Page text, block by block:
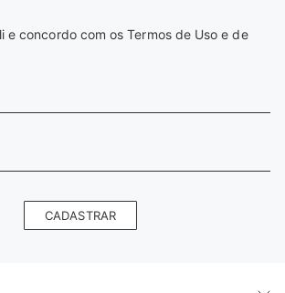
e concordo com os Termos de Uso e de
CADASTRAR